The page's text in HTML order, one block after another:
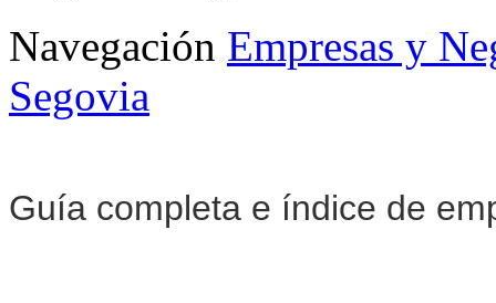
Navegación Empresas y
Segovia
Guía completa e índice de